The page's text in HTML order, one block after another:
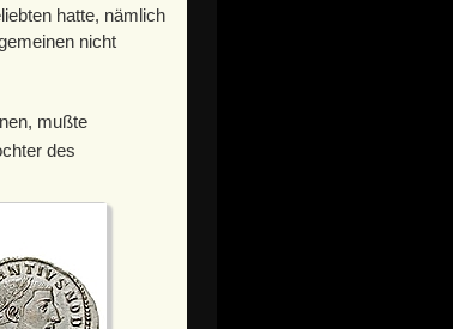
hatte, nämlich
nicht
mußte
des